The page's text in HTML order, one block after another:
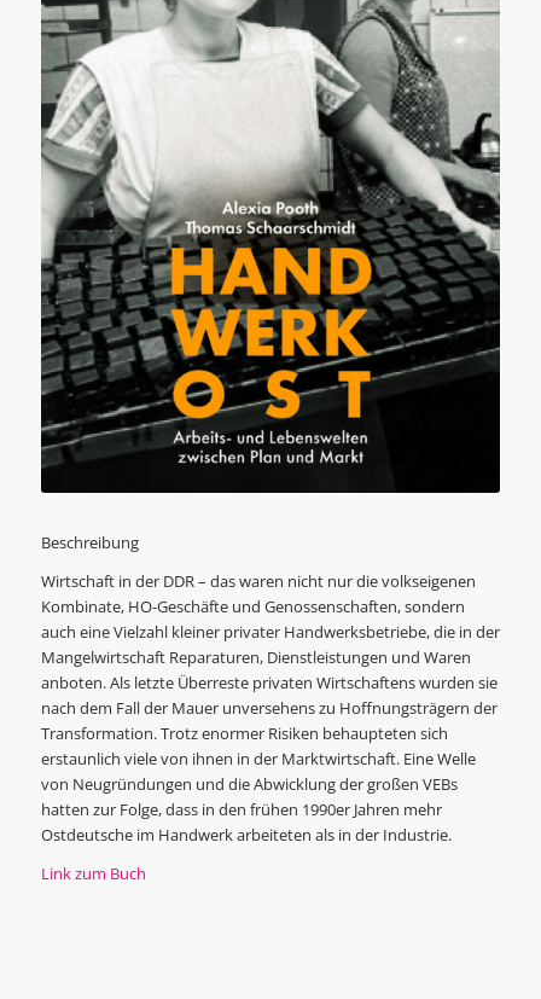
Beschreibung
Wirtschaft in der DDR – das waren nicht nur die volkseigenen
Kombinate, HO-Geschäfte und Genossenschaften, sondern
auch eine Vielzahl kleiner privater Handwerksbetriebe, die in der
Mangelwirtschaft Reparaturen, Dienstleistungen und Waren
anboten. Als letzte Überreste privaten Wirtschaftens wurden sie
nach dem Fall der Mauer unversehens zu Hoffnungsträgern der
Transformation. Trotz enormer Risiken behaupteten sich
erstaunlich viele von ihnen in der Marktwirtschaft. Eine Welle
von Neugründungen und die Abwicklung der großen VEBs
hatten zur Folge, dass in den frühen 1990er Jahren mehr
Ostdeutsche im Handwerk arbeiteten als in der Industrie.
Link zum Buch